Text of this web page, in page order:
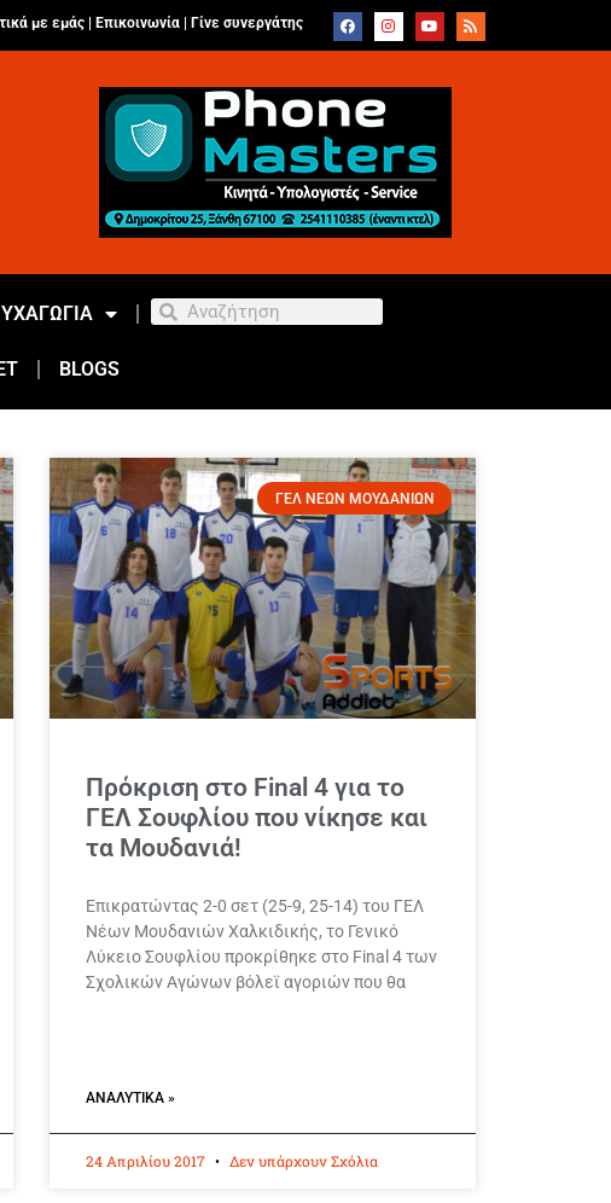
με εμάς | Επικοινωνία Γίνε συνεργάτης
BLOGS
ΓΕΛ ΝΕΩΝ ΜΟΥΔΑΝΙΩΝ
Πρόκριση στο Final 4 για το
ΓΕΛ Σουφλίου που νίκησε και
τα Μουδανιά!
Επικρατώντας 2-0 σετ (25-9, 25-14) του ΓΕΛ
Νέων Μουδανιών Χαλκιδικής, το Γενικό
Λύκειο Σουφλίου προκρίθηκε στο Final 4 των
Σχολικών Αγώνων βόλεϊ αγοριών που θα
ΑΝΑΛΥΤΙΚΆ »
24 Απριλίου 2017 Δεν υπάρχουν Σχόλια